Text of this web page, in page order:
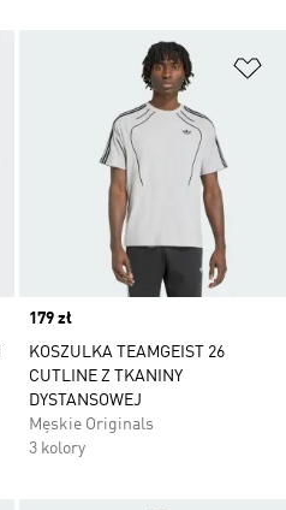
Dodaj do listy życzeń
Price
179 zł
KOSZULKA TEAMGEIST 26
CUTLINE Z TKANINY
DYSTANSOWEJ
Męskie Originals
3 kolory